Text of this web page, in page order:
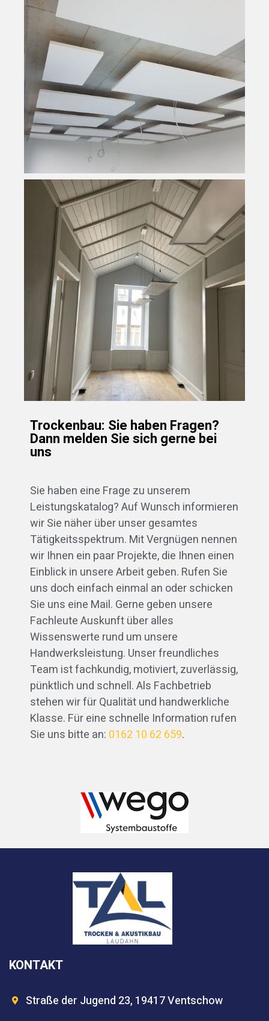
Trockenbau: Sie haben Fragen?
Dann melden Sie sich gerne bei
uns
Sie haben eine Frage zu unserem
Leistungskatalog? Auf Wunsch informieren
wir Sie näher über unser gesamtes
Tätigkeitsspektrum. Mit Vergnügen nennen
wir Ihnen ein paar Projekte, die Ihnen einen
Einblick in unsere Arbeit geben. Rufen Sie
uns doch einfach einmal an oder schicken
Sie uns eine Mail. Gerne geben unsere
Fachleute Auskunft über alles
Wissenswerte rund um unsere
Handwerksleistung. Unser freundliches
Team ist fachkundig, motiviert, zuverlässig,
pünktlich und schnell. Als Fachbetrieb
stehen wir für Qualität und handwerkliche
Klasse. Für eine schnelle Information rufen
Sie uns bitte an: 0162 10 62 659.
KONTAKT
Straße der Jugend 23, 19417 Ventschow